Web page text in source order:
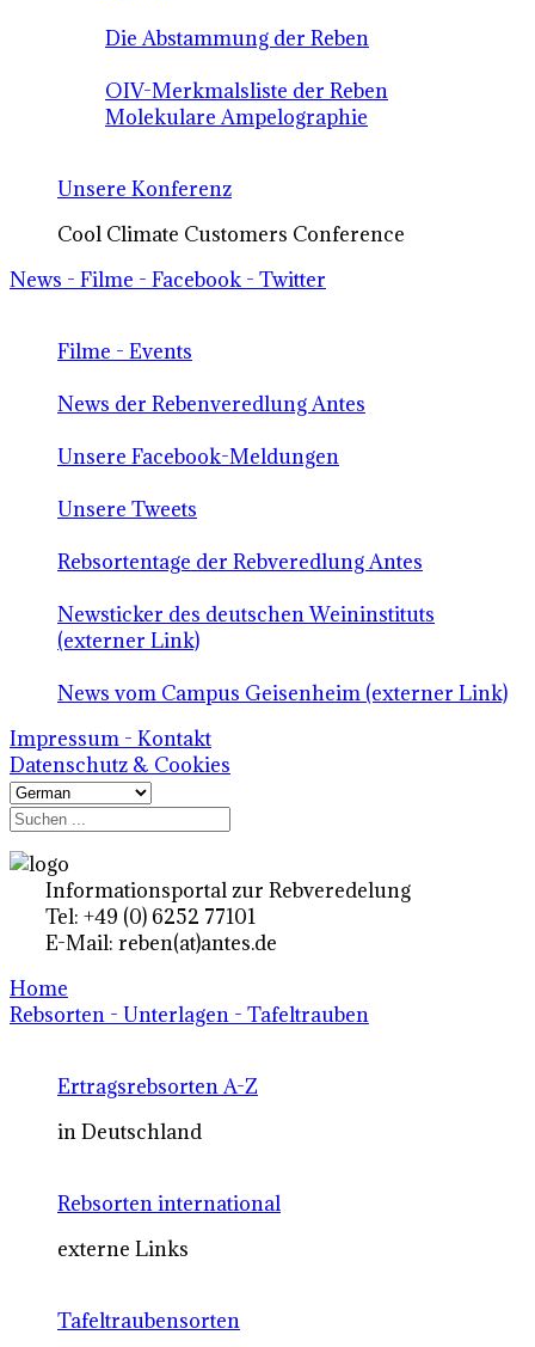
Die Abstammung der Reben
OIV-Merkmalsliste der Reben
Molekulare Ampelographie
Unsere Konferenz
Cool Climate Customers Conference
News - Filme - Facebook - Twitter
Filme - Events
News der Rebenveredlung Antes
Unsere Facebook-Meldungen
Unsere Tweets
Rebsortentage der Rebveredlung Antes
Newsticker des deutschen Weininstituts
(externer Link)
News vom Campus Geisenheim (externer Link)
Impressum - Kontakt
Datenschutz & Cookies
Informationsportal zur Rebveredelung
Tel: +49 (0) 6252 77101
E-Mail: reben(at)antes.de
Home
Rebsorten - Unterlagen - Tafeltrauben
Ertragsrebsorten A-Z
in Deutschland
Rebsorten international
externe Links
Tafeltraubensorten